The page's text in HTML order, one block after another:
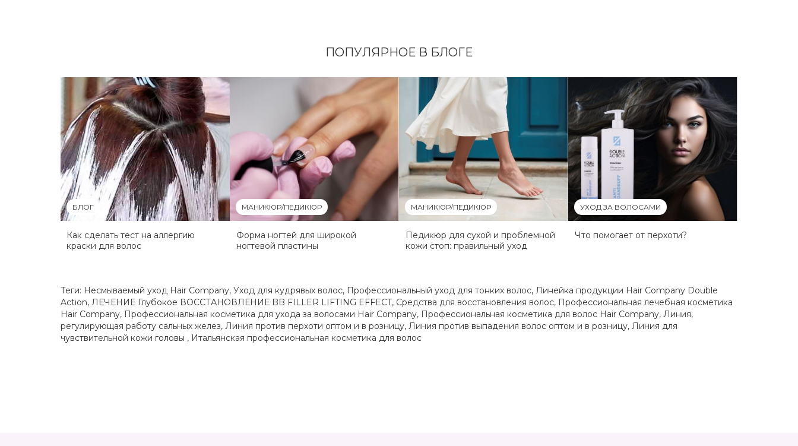
ПОПУЛЯРНОЕ В БЛОГЕ
БЛОГ
Как сделать тест на аллергию
краски для волос
МАНИКЮР/ПЕДИКЮР
Форма ногтей для широкой
ногтевой пластины
МАНИКЮР/ПЕДИКЮР
Педикюр для сухой и проблемной
кожи стоп: правильный уход
УХОД ЗА ВОЛОСАМИ
Что помогает от перхоти?
Теги: Несмываемый уход Hair Company, Уход для кудрявых волос, Профессиональный уход для тонких волос, Линейка продукции Hair Company Double
Action, ЛЕЧЕНИЕ Глубокое ВОССТАНОВЛЕНИЕ BB FILLER LIFTING EFFECT, Средства для восстановления волос, Профессиональная лечебная косметика
Hair Company, Профессиональная косметика для ухода за волосами Hair Company, Профессиональная косметика для волос Hair Company, Линия,
регулирующая работу сальных желез, Линия против перхоти оптом и в розницу, Линия против выпадения волос оптом и в розницу, Линия для
чувствительной кожи головы , Итальянская профессиональная косметика для волос